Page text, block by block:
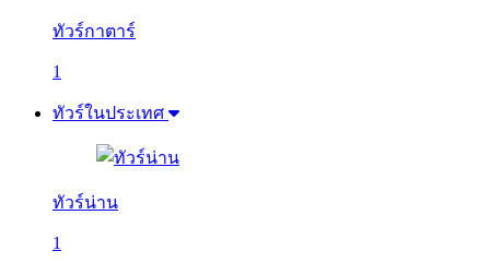
ทัวร์กาตาร์
1
ทัวร์ในประเทศ
ทัวร์น่าน
1